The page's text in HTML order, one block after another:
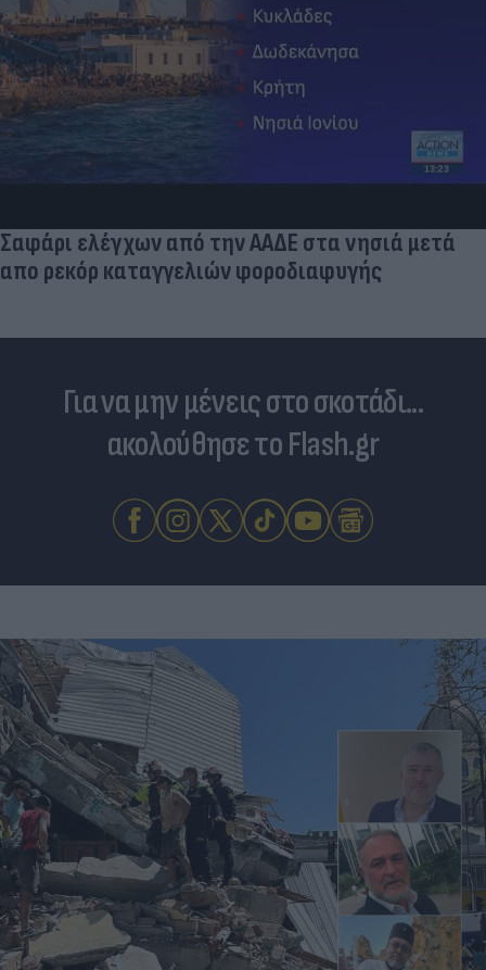
Σαφάρι ελέγχων από την ΑΑΔΕ στα νησιά μετά
απο ρεκόρ καταγγελιών φοροδιαφυγής
Για να μην μένεις στο σκοτάδι...
ακολούθησε το Flash.gr